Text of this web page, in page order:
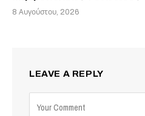
8 Αυγούστου, 2026
LEAVE A REPLY